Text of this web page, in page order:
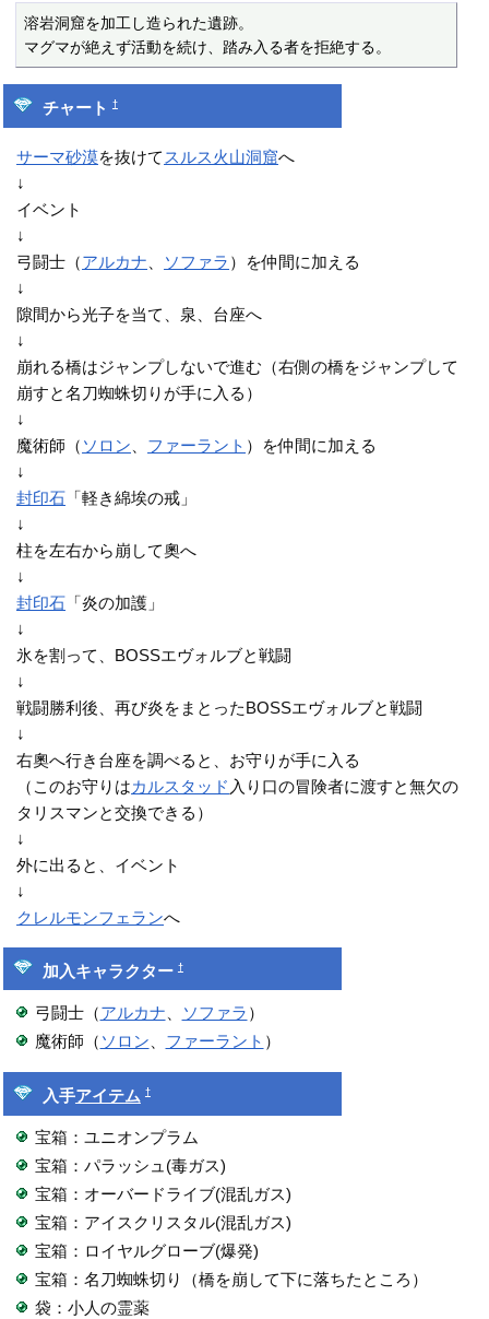
溶岩洞窟を加工し造られた遺跡。
マグマが絶えず活動を続け、踏み入る者を拒絶する。
チャート †
サーマ砂漠を抜けて スルス火山洞窟へ
↓
イベント
↓
弓闘士（アルカナ ソファラ ）を仲間に加える
↓
隙間から光子を当て、泉、台座へ
↓
崩れる橋はジャンプしないで進む（右側の橋をジャンプして
崩すと名刀蜘蛛切りが手に入る）
↓
魔術師（ ソロン ファーラント ）を仲間に加える
↓
封印石 「軽き綿埃の戒」
↓
柱を左右から崩して奧へ
↓
封印石 「炎の加護」
↓
氷を割って、BOSSエヴォルブと戦闘
↓
戦闘勝利後、再び炎をまとったBOSSエヴォルブと戦闘
↓
右奧へ行き台座を調べると、お守りが手に入る
（このお守りはカルスタッド 入り口の冒険者に渡すと無欠の
タリスマンと交換できる）
↓
外に出ると、イベント
↓
クレルモンフェランへ
加入キャラクター †
弓闘士（アルカナ ソファラ ）
魔術師（ ソロン ファーラント ）
入手アイテム †
宝箱：ユニオンプラム
宝箱：パラッシュ(毒ガス)
宝箱：オーバードライブ(混乱ガス)
宝箱：アイスクリスタル(混乱ガス)
宝箱：ロイヤルグローブ(爆発)
宝箱：名刀蜘蛛切り（橋を崩して下に落ちたところ）
袋：小人の霊薬